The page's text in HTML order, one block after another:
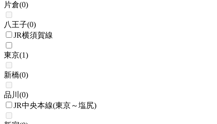
片倉(0)
八王子(0)
JR横須賀線
東京(1)
新橋(0)
品川 (0)
JR中央本線(東京～塩尻)